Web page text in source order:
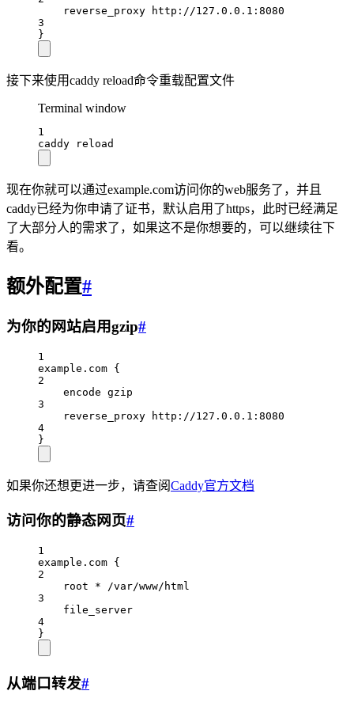
reverse_proxy http://127.0.0.1:8080
3
}
接下来使用caddy reload命令重载配置文件
Terminal window
1
caddy
reload
现在你就可以通过example.com访问你的web服务了，并且
caddy已经为你申请了证书，默认启用了https，此时已经满足
了大部分人的需求了，如果这不是你想要的，可以继续往下
看。
额外配置#
为你的网站启用gzip#
1
example.com {
2
encode gzip
3
reverse_proxy http://127.0.0.1:8080
4
}
如果你还想更进一步，请查阅Caddy官方文档
访问你的静态网页#
1
example.com {
2
root * /var/www/html
3
file_server
4
}
从端口转发#